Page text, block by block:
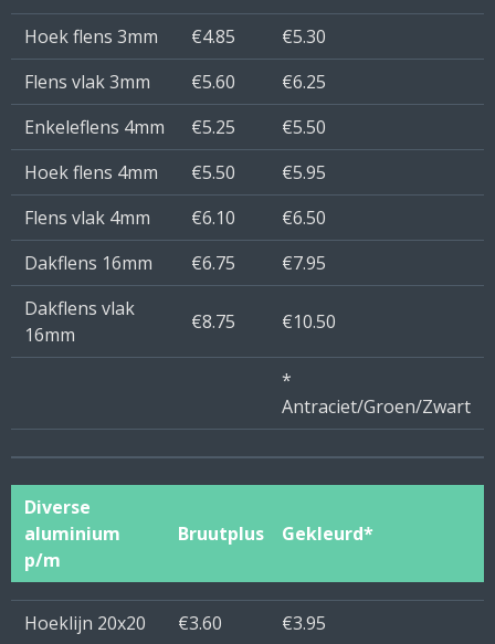
Hoek flens 3mm
€4.85
€5.30
Flens vlak 3mm
€5.60
€6.25
Enkeleflens 4mm
€5.25
€5.50
Hoek flens 4mm
€5.50
€5.95
Flens vlak 4mm
€6.10
€6.50
Dakflens 16mm
€6.75
€7.95
Dakflens vlak
16mm
€8.75 €10.50
*
Antraciet/Groen/Zwart
Diverse
aluminium
p/m
Bruutplus Gekleurd*
Hoeklijn 20x20 €3.60
€3.95